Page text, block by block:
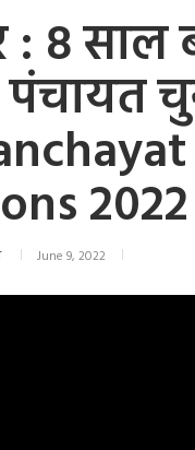
8 साल
पंचायत
2022
June 9, 2022